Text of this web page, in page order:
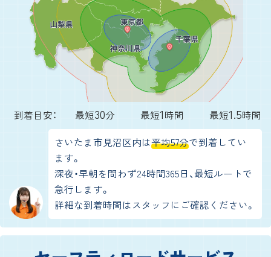
到着目安： 最短30分 最短1時間 最短1.5時間
さいたま市見沼区内は平均57分で到着してい
ます。
深夜・早朝を問わず24時間365日、最短ルートで
急行します。
詳細な到着時間はスタッフにご確認ください。